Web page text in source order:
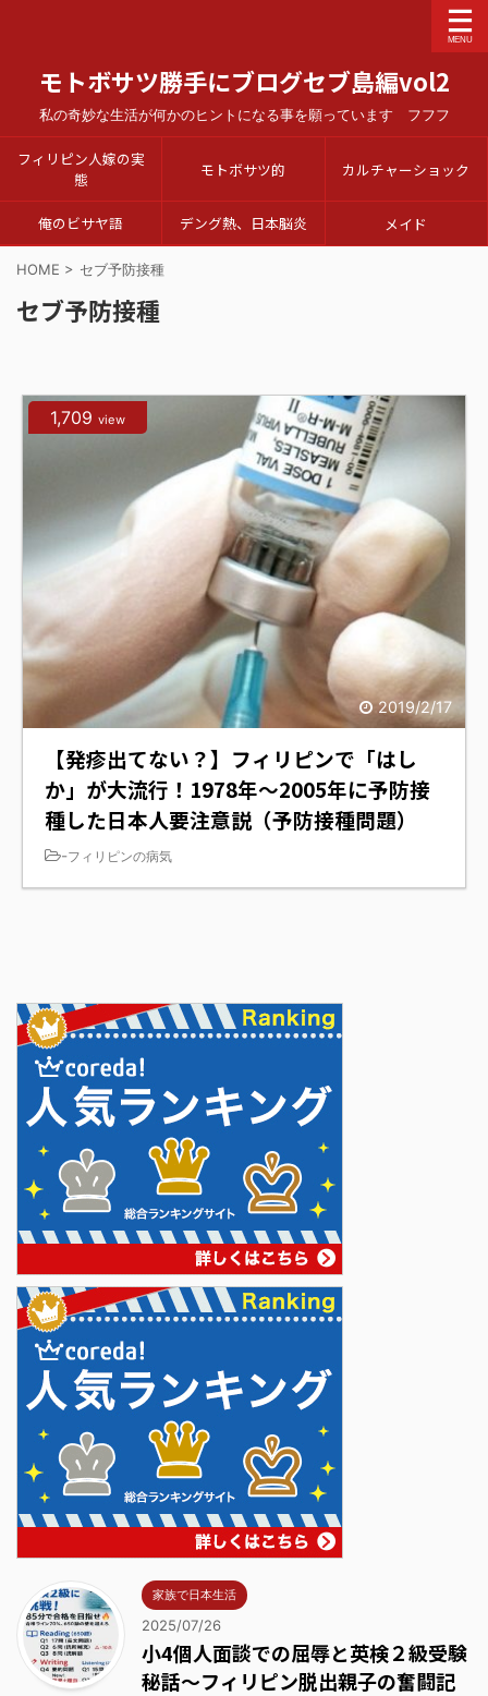
モトボサツ勝手にブログセブ島編vol2
私の奇妙な生活が何かのヒントになる事を願っています フフフ
フィリピン人嫁の実
態
モトボサツ的 カルチャーショック
俺のビサヤ語 デング熱、日本脳炎 メイド
HOME > セブ予防接種
セブ予防接種
2019/2/17
1,709 view
【発疹出てない？】フィリピンで「はし
か」が大流行！1978年～2005年に予防接
種した日本人要注意説（予防接種問題）
-フィリピンの病気
家族で日本生活
2025/07/26
小4個人面談での屈辱と英検２級受験
秘話～フィリピン脱出親子の奮闘記